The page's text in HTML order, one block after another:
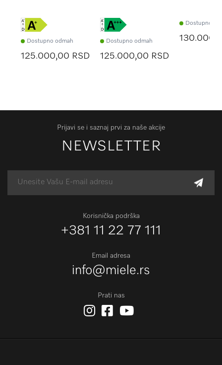
kontrolama
Dostupno odmah
125.000,00 RSD
Dostupno odmah
125.000,00 RSD
fleksibilnom
prilagođenom
Dostupno
Prijavi se i saznaj prvi za naše akcije
NEWSLETTER
Korisnička podrška
+381 11 22 77 111
Email adresa
info@miele.rs
Prati nas